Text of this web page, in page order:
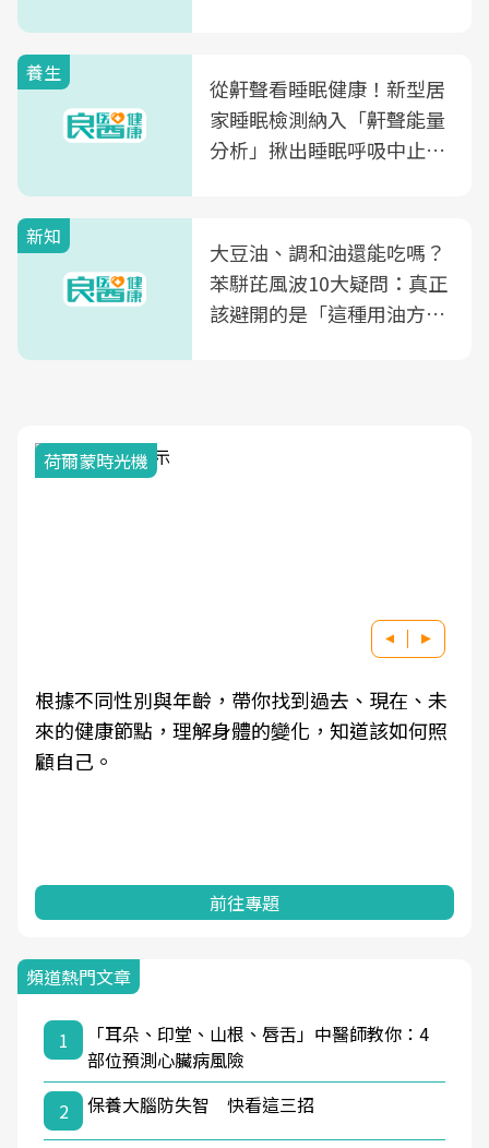
養生
從鼾聲看睡眠健康！新型居
家睡眠檢測納入「鼾聲能量
分析」揪出睡眠呼吸中止症
新知
大豆油、調和油還能吃嗎？
苯駢芘風波10大疑問：真正
該避開的是「這種用油方
荷爾蒙時光機
根據不同性別與年齡，帶你找到過去、現在、未
來的健康節點，理解身體的變化，知道該如何照
顧自己。
前往專題
頻道熱門文章
1
「耳朵、印堂、山根、唇舌」中醫師教你：4
部位預測心臟病風險
2
保養大腦防失智 快看這三招